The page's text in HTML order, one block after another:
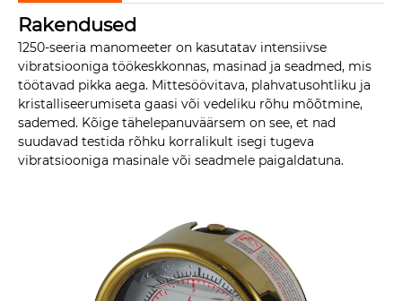
Rakendused
1250-seeria manomeeter on kasutatav intensiivse
vibratsiooniga töökeskkonnas, masinad ja seadmed, mis
töötavad pikka aega. Mittesöövitava, plahvatusohtliku ja
kristalliseerumiseta gaasi või vedeliku rõhu mõõtmine,
sademed. Kõige tähelepanuväärsem on see, et nad
suudavad testida rõhku korralikult isegi tugeva
vibratsiooniga masinale või seadmele paigaldatuna.